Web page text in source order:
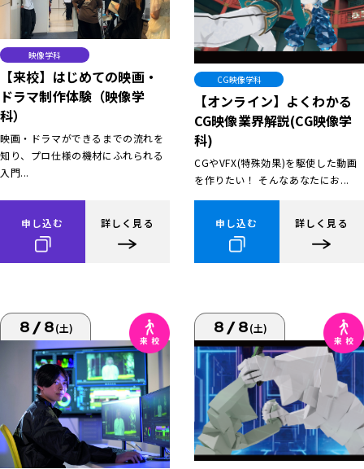
映像学科
【来校】はじめての映画・
ドラマ制作体験（映像学
科）
映画・ドラマができるまでの流れを
知り、プロ仕様の機材にふれられる
入門...
申し込む 詳しく見る
CG映像学科
【オンライン】よくわかる
CG映像業界解説(CG映像学
科)
CGやVFX(特殊効果)を駆使した動画
を作りたい！ そんなあなたにお...
申し込む 詳しく見る
8/8(土) 8/8(土)